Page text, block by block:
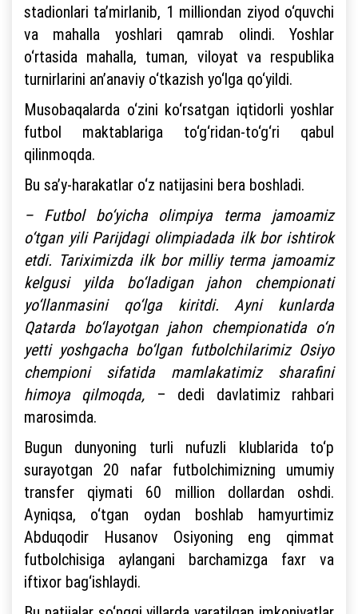
stadionlari ta’mirlanib, 1 milliondan ziyod o‘quvchi
va mahalla yoshlari qamrab olindi. Yoshlar
o‘rtasida mahalla, tuman, viloyat va respublika
turnirlarini an’anaviy o‘tkazish yo‘lga qo‘yildi.
Musobaqalarda o‘zini ko‘rsatgan iqtidorli yoshlar
futbol maktablariga to‘g‘ridan-to‘g‘ri qabul
qilinmoqda.
Bu sa’y-harakatlar o‘z natijasini bera boshladi.
– Futbol bo‘yicha olimpiya terma jamoamiz
o‘tgan yili Parijdagi olimpiadada ilk bor ishtirok
etdi. Tariximizda ilk bor milliy terma jamoamiz
kelgusi yilda bo‘ladigan jahon chempionati
yo‘llanmasini qo‘lga kiritdi. Ayni kunlarda
Qatarda bo‘layotgan jahon chempionatida o‘n
yetti yoshgacha bo‘lgan futbolchilarimiz Osiyo
chempioni sifatida mamlakatimiz sharafini
himoya qilmoqda, – dedi davlatimiz rahbari
marosimda.
Bugun dunyoning turli nufuzli klublarida to‘p
surayotgan 20 nafar futbolchimizning umumiy
transfer qiymati 60 million dollardan oshdi.
Ayniqsa, o‘tgan oydan boshlab hamyurtimiz
Abduqodir Husanov Osiyoning eng qimmat
futbolchisiga aylangani barchamizga faxr va
iftixor bag‘ishlaydi.